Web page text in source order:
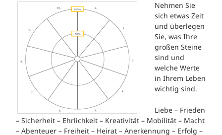
Nehmen Sie
sich etwas Zeit
und überlegen
Sie, was Ihre
großen Steine
sind und
welche Werte
in Ihrem Leben
wichtig sind.
Liebe – Frieden
– Sicherheit – Ehrlichkeit – Kreativität – Mobilität – Macht
– Abenteuer – Freiheit – Heirat – Anerkennung – Erfolg –